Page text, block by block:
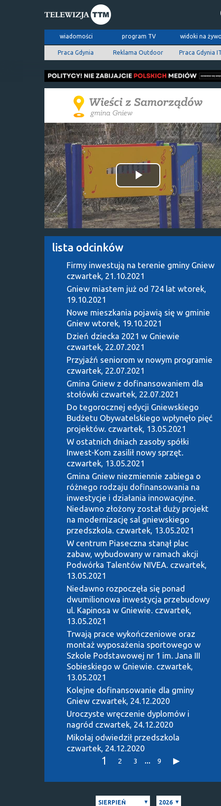
wiadomości program TV widoki na
Praca Gdynia Reklama Outdoor Praca Gdynia
Odtwórz
wideo
lista odcinków
Firmy inwestują na terenie gminy Gniew
czwartek, 21.10.2021
Gniew miastem już od 724 lat wtorek,
19.10.2021
Nowe mieszkania pojawią się w gminie
Gniew wtorek, 19.10.2021
Dzień dziecka 2021 w Gniewie
czwartek, 22.07.2021
Przyjaźń seniorom w nowym programie
czwartek, 22.07.2021
Gmina Gniew z dofinansowaniem dla
stołówki czwartek, 22.07.2021
Do tegorocznej edycji Gniewskiego
Budżetu Obywatelskiego wpłynęło pięć
projektów. czwartek, 13.05.2021
W ostatnich dniach zasoby spółki
Inwest-Kom zasilił nowy sprzęt.
czwartek, 13.05.2021
Gmina Gniew niezmiennie zabiega o
różnego rodzaju dofinansowania na
inwestycje i działania innowacyjne.
Niedawno złożony został duży projekt
na modernizację sal gniewskiego
przedszkola. czwartek, 13.05.2021
W centrum Piaseczna stanął plac
zabaw, wybudowany w ramach akcji
Podwórka Talentów NIVEA. czwartek,
13.05.2021
Niedawno rozpoczęła się ponad
dwumilionowa inwestycja przebudowy
ul. Kapinosa w Gniewie. czwartek,
13.05.2021
Trwają prace wykończeniowe oraz
montaż wyposażenia sportowego w
Szkole Podstawowej nr 1 im. Jana III
Sobieskiego w Gniewie. czwartek,
13.05.2021
Kolejne dofinansowanie dla gminy
Gniew czwartek, 24.12.2020
Uroczyste wręczenie dyplomów i
nagród czwartek, 24.12.2020
Mikołaj odwiedził przedszkola
czwartek, 24.12.2020
1 2 3 ... 9
SIERPIEŃ 2026